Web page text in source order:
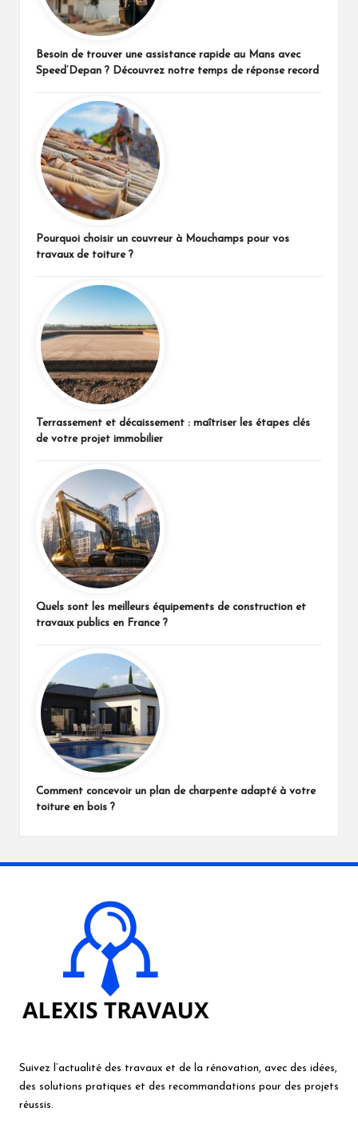
Besoin de trouver une assistance rapide au Mans avec
Speed’Depan ? Découvrez notre temps de réponse record
Pourquoi choisir un couvreur à Mouchamps pour vos
travaux de toiture ?
Terrassement et décaissement : maîtriser les étapes clés
de votre projet immobilier
Quels sont les meilleurs équipements de construction et
travaux publics en France ?
Comment concevoir un plan de charpente adapté à votre
toiture en bois ?
Suivez l’actualité des travaux et de la rénovation, avec des idées,
des solutions pratiques et des recommandations pour des projets
réussis.